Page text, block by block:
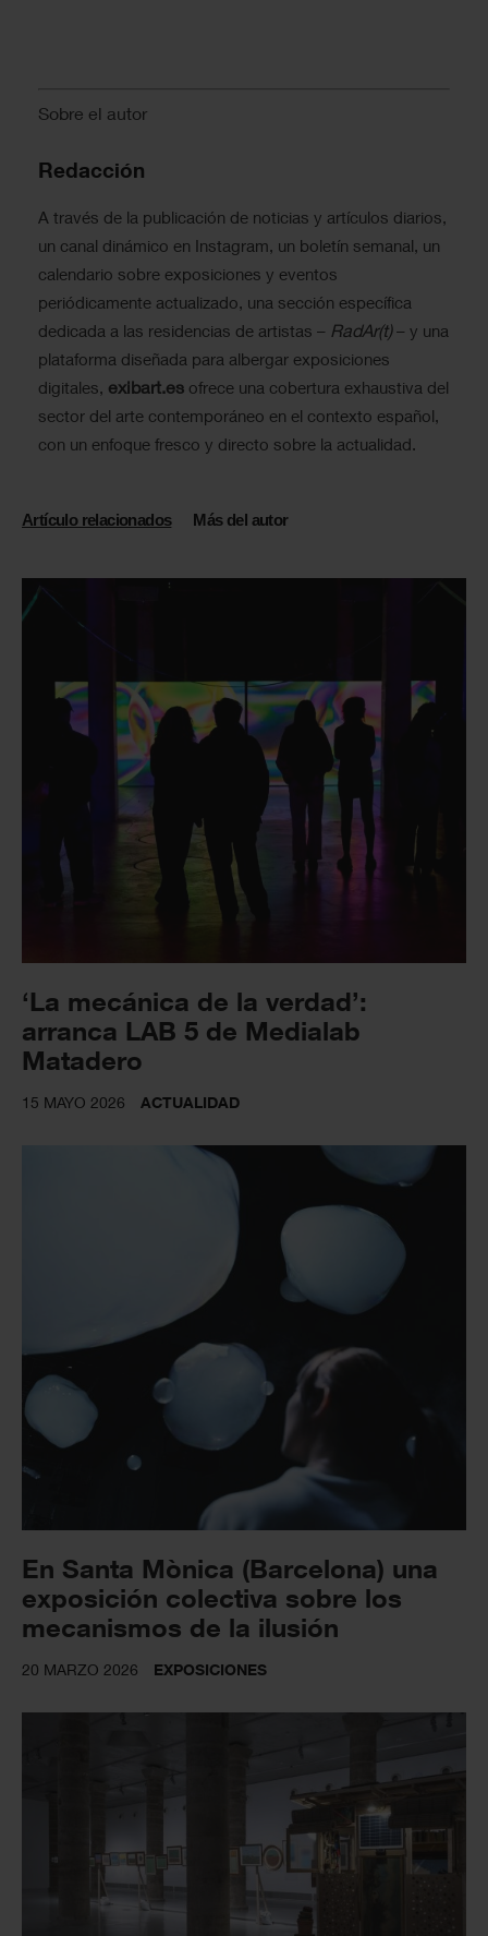
Sobre el autor
Redacción
A través de la publicación de noticias y artículos diarios,
un canal dinámico en Instagram, un boletín semanal, un
calendario sobre exposiciones y eventos
periódicamente actualizado, una sección específica
dedicada a las residencias de artistas – RadAr(t)– y una
plataforma diseñada para albergar exposiciones
digitales, exibart.es ofrece una cobertura exhaustiva del
sector del arte contemporáneo en el contexto español,
con un enfoque fresco y directo sobre la actualidad.
Artículo relacionados Más del autor
‘La mecánica de la verdad’:
arranca LAB 5 de Medialab
Matadero
15 MAYO 2026 ACTUALIDAD
En Santa Mònica (Barcelona) una
exposición colectiva sobre los
mecanismos de la ilusión
20 MARZO 2026 EXPOSICIONES